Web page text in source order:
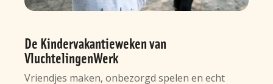
De Kindervakantieweken van
VluchtelingenWerk
Vriendjes maken, onbezorgd spelen en echt